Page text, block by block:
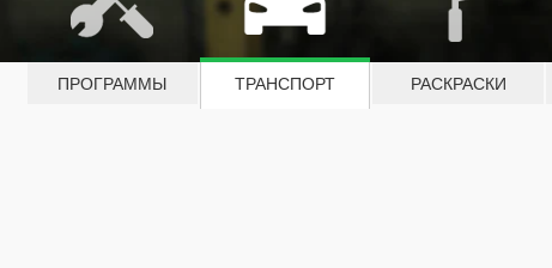
ПРОГРАММЫ ТРАНСПОРТ РАСКРАСКИ